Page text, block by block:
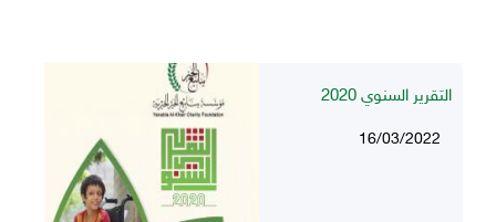
التقرير السنوي 2020
16/03/2022